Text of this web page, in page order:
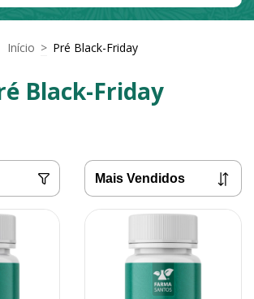
Início > Pré Black-Friday
Black-Friday